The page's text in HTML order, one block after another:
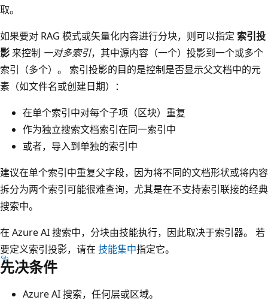
取。
如果要对 RAG 模式或矢量化内容进行分块，则可以指定 索引投
影 来控制 一对多索引，其中源内容（一个）投影到一个或多个
索引（多个）。 索引投影的目的是控制是否显示父文档中的元
素（如文件名或创建日期）：
在单个索引中对每个子项（区块）重复
作为独立搜索文档索引在同一索引中
或者，导入到单独的索引中
建议在单个索引中重复父字段，因为将不同的文档形状或将内容
拆分为两个索引可能很难查询，尤其是在不支持索引联接的经典
搜索中。
在 Azure AI 搜索中，分块由技能执行，因此取决于索引器。 若
要定义索引投影，请在 技能集中指定它。
先决条件
Azure AI 搜索，任何层或区域。